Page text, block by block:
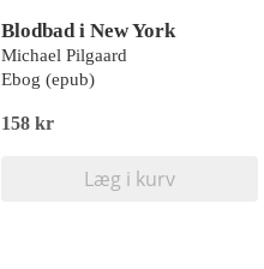
Blodbad i New York
Michael Pilgaard
Ebog (epub)
158 kr
Læg i kurv